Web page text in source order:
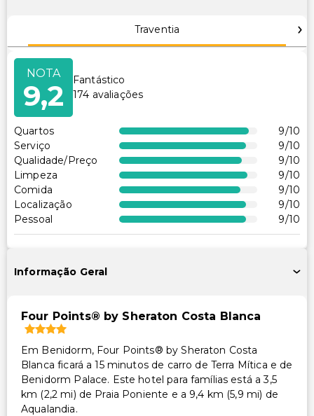
Clube infantil (gratuito)
Instalações de ginástica
Sala de jogos/arcade
Espaço para conferências
Transporte
Transporte para o aeroporto (custo adicional)
Acessibilidade
Spa acessível para cadeira de rodas
Acessibilidade no quarto (em quartos selecionados)
Piscina acessível para cadeira de rodas
Centro de fitness acessível para cadeira de rodas
Restaurante no local acessível para cadeira de rodas
Estacionamento acessível para cadeira de rodas
Outros serviços
Traventia
NOTA
9,2
Fantástico
174 avaliações
Quartos 9/10
Serviço
9/10
Qualidade/Preço
9/10
Limpeza
9/10
Comida
9/10
Localização
9/10
Pessoal
9/10
Informação Geral
Four Points® by Sheraton Costa Blanca
Em Benidorm, Four Points® by Sheraton Costa
Blanca ficará a 15 minutos de carro de Terra Mítica e de
Benidorm Palace. Este hotel para famílias está a 3,5
km (2,2 mi) de Praia Poniente e a 9,4 km (5,9 mi) de
Aqualandia.